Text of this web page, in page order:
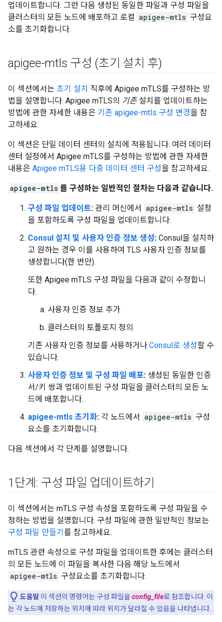
업데이트합니다. 그런 다음 생성된 동일한 파일과 구성 파일을
클러스터의 모든 노드에 배포하고 로컬 apigee-mtls 구성요
소를 초기화합니다.
apigee-mtls 구성 (초기 설치 후)
이 섹션에서는 초기 설치 직후에 Apigee mTLS를 구성하는 방
법을 설명합니다. Apigee mTLS의 기존설치를 업데이트하는
방법에 관한 자세한 내용은 기존 apigee-mtls 구성 변경을 참
고하세요.
이 섹션은 단일 데이터 센터의 설치에 적용됩니다. 여러 데이터
센터 설정에서 Apigee mTLS를 구성하는 방법에 관한 자세한
내용은 Apigee mTLS용 다중 데이터 센터 구성을 참고하세요.
apigee-mtls 를 구성하는 일반적인 절차는 다음과 같습니다.
구성 파일 업데이트: 관리 머신에서 apigee-mtls 설정
을 포함하도록 구성 파일을 업데이트합니다.
Consul 설치 및 사용자 인증 정보 생성: Consul을 설치하
고 원하는 경우 이를 사용하여 TLS 사용자 인증 정보를
생성합니다(한 번만).
또한 Apigee mTLS 구성 파일을 다음과 같이 수정합니
다.
사용자 인증 정보 추가
클러스터의 토폴로지 정의
기존 사용자 인증 정보를 사용하거나 Consul로 생성할 수
있습니다.
사용자 인증 정보 및 구성 파일 배포: 생성된 동일한 인증
서/키 쌍과 업데이트된 구성 파일을 클러스터의 모든 노
드에 배포합니다.
apigee-mtls 초기화: 각 노드에서 apigee-mtls 구성
요소를 초기화합니다.
다음 섹션에서 각 단계를 설명합니다.
1단계: 구성 파일 업데이트하기
이 섹션에서는 mTLS 구성 속성을 포함하도록 구성 파일을 수
정하는 방법을 설명합니다. 구성 파일에 관한 일반적인 정보는
구성 파일 만들기 를 참고하세요.
mTLS 관련 속성으로 구성 파일을 업데이트한 후에는 클러스터
의 모든 노드에 이 파일을 복사한 다음 해당 노드에서
apigee-mtls 구성요소를 초기화합니다.
도움말 이 섹션의 명령어는 구성 파일을 config_file로 참조합니다. 이
는 각 노드에 저장하는 위치에 따라 위치가 달라질 수 있음을 나타냅니다.